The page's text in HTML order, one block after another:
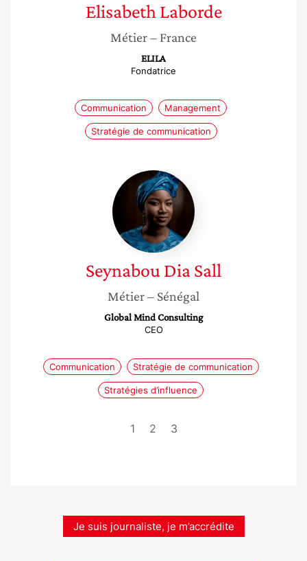
Elisabeth Laborde
Métier– France
ELILA
Fondatrice
Communication Management
Stratégie de communication
Seynabou
Dia
Sall
Seynabou Dia Sall
Métier– Sénégal
Global Mind Consulting
CEO
Communication Stratégie de communication
Stratégies d’influence
1 2 3
Je suis journaliste, je m’accrédite